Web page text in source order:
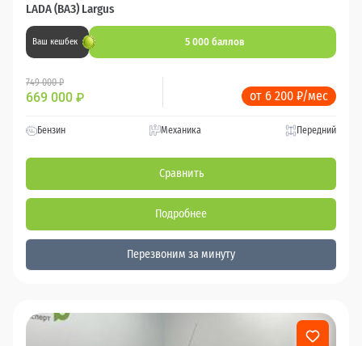
LADA (ВАЗ) Largus
Ваш кешбек 5 000 баллов
749 000 ₽
669 000 ₽ от 6 200 ₽/мес
Бензин Механика Передний
Сравнить
Подробнее
Перезвоним за минуту